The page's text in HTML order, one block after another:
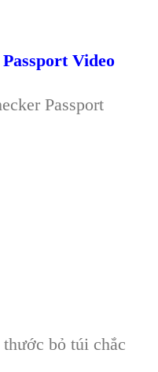
Video
Passport
bỏ túi chắc